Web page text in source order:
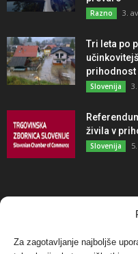
Za zagotavljanje najboljše
Razno 3.
Tri leta po
prihodnost
Slovenija
živila v
Slovenija
NAJBOLJ
Protest